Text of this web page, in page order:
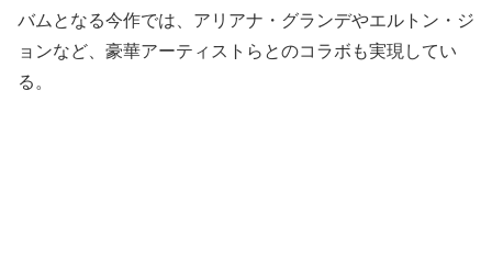
バムとなる今作では、アリアナ・グランデやエルトン・ジ
ョンなど、豪華アーティストらとのコラボも実現してい
る。